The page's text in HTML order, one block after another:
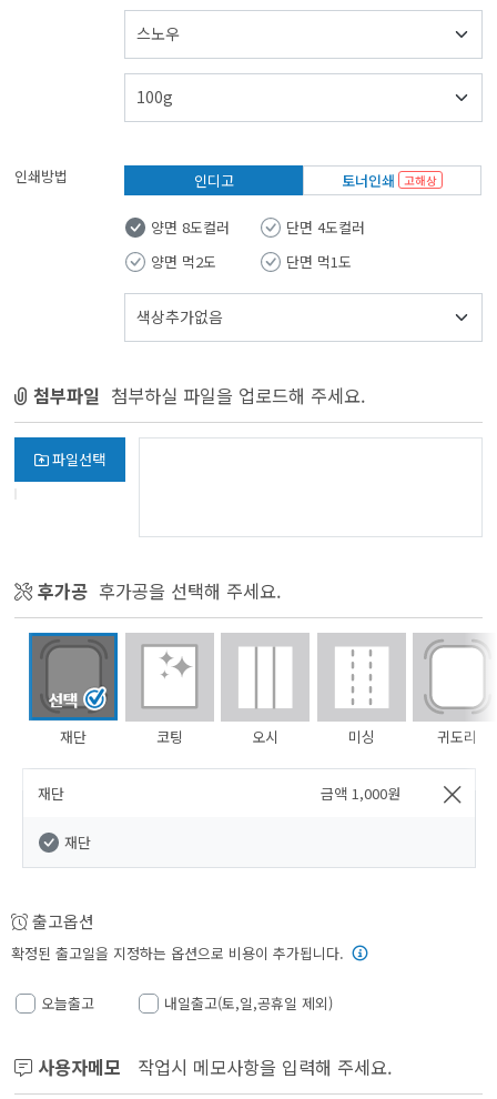
인쇄방법 인디고 토너인쇄 고해상
양면 8도컬러
단면 4도컬러
양면 먹2도
단면 먹1도
첨부파일 첨부하실 파일을 업로드해 주세요.
파일선택
후가공 후가공을 선택해 주세요.
재단 코팅 오시 미싱 귀도리
재단 금액 1,000원
재단
출고옵션
확정된 출고일을 지정하는 옵션으로 비용이 추가됩니다.
오늘출고 내일출고(토,일,공휴일 제외)
사용자메모 작업시 메모사항을 입력해 주세요.